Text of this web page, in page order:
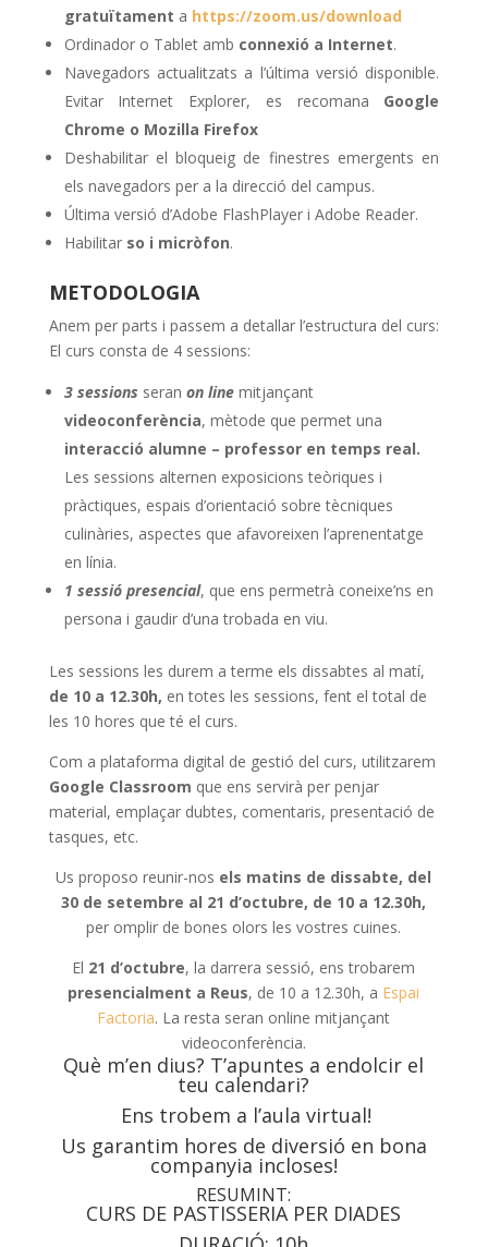
gratuïtament a https://zoom.us/download
Ordinador o Tablet amb connexió a Internet.
Navegadors actualitzats a l’última versió disponible.
Evitar Internet Explorer, es recomana Google
Chrome o Mozilla Firefox
Deshabilitar el bloqueig de finestres emergents en
els navegadors per a la direcció del campus.
Última versió d’Adobe FlashPlayer i Adobe Reader.
Habilitar so i micròfon.
METODOLOGIA
Anem per parts i passem a detallar l’estructura del curs:
El curs consta de 4 sessions:
3 sessions seran on line mitjançant
videoconferència, mètode que permet una
interacció alumne – professor en temps real.
Les sessions alternen exposicions teòriques i
pràctiques, espais d’orientació sobre tècniques
culinàries, aspectes que afavoreixen l’aprenentatge
en línia.
1 sessió presencial, que ens permetrà coneixe’ns en
persona i gaudir d’una trobada en viu.
Les sessions les durem a terme els dissabtes al matí,
de 10 a 12.30h, en totes les sessions, fent el total de
les 10 hores que té el curs.
Com a plataforma digital de gestió del curs, utilitzarem
Google Classroom que ens servirà per penjar
material, emplaçar dubtes, comentaris, presentació de
tasques, etc.
Us proposo reunir-nos els matins de dissabte, del
30 de setembre al 21 d’octubre, de 10 a 12.30h,
per omplir de bones olors les vostres cuines.
El 21 d’octubre, la darrera sessió, ens trobarem
presencialment a Reus, de 10 a 12.30h, a Espai
Factoria. La resta seran online mitjançant
videoconferència.
Què m’en dius? T’apuntes a endolcir el
teu calendari?
Ens trobem a l’aula virtual!
Us garantim hores de diversió en bona
companyia incloses!
RESUMINT:
CURS DE PASTISSERIA PER DIADES